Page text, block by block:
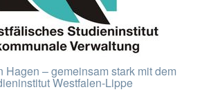
Hagen – gemeinsam stark mit dem
Westfalen-Lippe